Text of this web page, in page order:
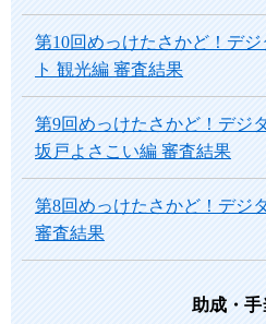
第10回めっけたさかど！デ
ト 観光編 審査結果
第9回めっけたさかど！デジ
坂戸よさこい編 審査結果
第8回めっけたさかど！デジ
審査結果
助成・手